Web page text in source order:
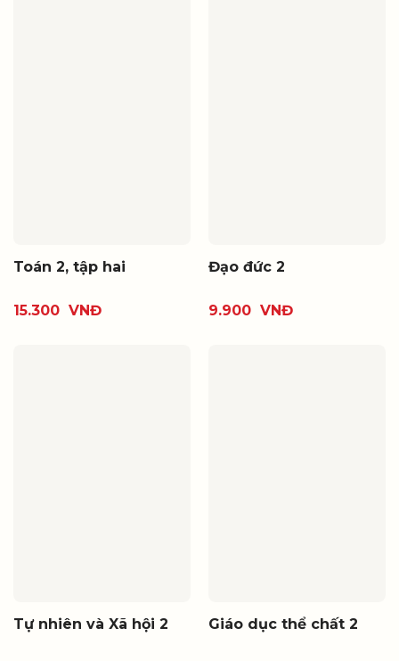
Toán 2, tập hai
15.300 VNĐ
Đạo đức 2
9.900 VNĐ
Tự nhiên và Xã hội 2 Giáo dục thể chất 2